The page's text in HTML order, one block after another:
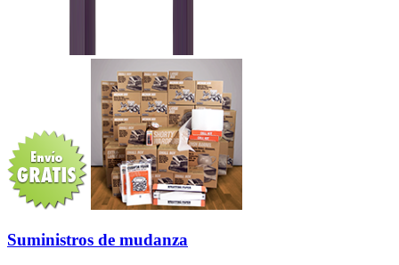
Suministros de mudanza